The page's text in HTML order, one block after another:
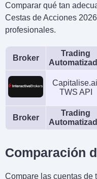
Comparar qué tan
Cestas de Acciones
profesionales.
Broker
Trading
TWS API
Broker
Trading
Comparación
Compare las cuentas de